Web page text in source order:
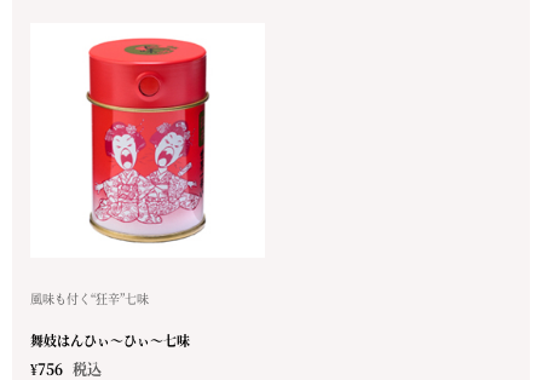
風味も付く“狂辛”七味
舞妓はんひぃ～ひぃ～七味
¥756 税込